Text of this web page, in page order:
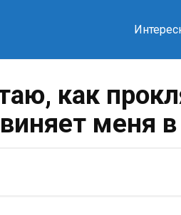
как
меня